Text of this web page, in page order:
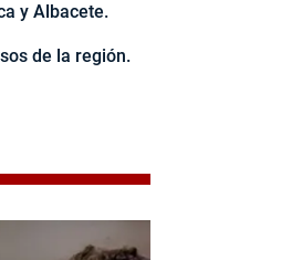
y Albacete.
de la región.